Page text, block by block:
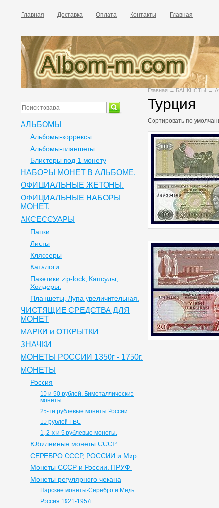
Главная Доставка Оплата Контакты Главная
Главная → БАНКНОТЫ →
Турция
Сортировать по
АЛЬБОМЫ
Альбомы-коррексы
Альбомы-планшеты
Блистеры под 1 монету
НАБОРЫ МОНЕТ В АЛЬБОМЕ.
ОФИЦИАЛЬНЫЕ ЖЕТОНЫ.
ОФИЦИАЛЬНЫЕ НАБОРЫ
МОНЕТ.
АКСЕССУАРЫ
Папки
Листы
Кляссеры
Каталоги
Пакетики zip-lock, Капсулы,
Холдеры.
Планшеты, Лупа увеличительная.
ЧИСТЯЩИЕ СРЕДСТВА ДЛЯ
МОНЕТ
МАРКИ и ОТКРЫТКИ
ЗНАЧКИ
МОНЕТЫ РОССИИ 1350г - 1750г.
МОНЕТЫ
Россия
10 и 50 рублей. Биметаллические
монеты
25-ти рублевые монеты России
10 рублей ГВС
1, 2-х и 5 рублевые монеты.
Юбилейные монеты СССР
СЕРЕБРО СССР, РОССИИ и Мир.
Монеты СССР и России. ПРУФ.
Монеты регулярного чекана
Царские монеты-Серебро и Медь.
Россия 1921-1957г